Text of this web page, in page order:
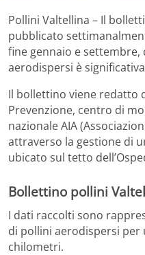
Pollini Valtellina – Il
pubblicato
fine gennaio e
aerodispersi è
Il bollettino viene redatto
Prevenzione, centro di
nazionale AIA
attraverso la gestione di
ubicato sul tetto
Bollettino pollini
I dati raccolti sono
di pollini aerodispersi per
chilometri.